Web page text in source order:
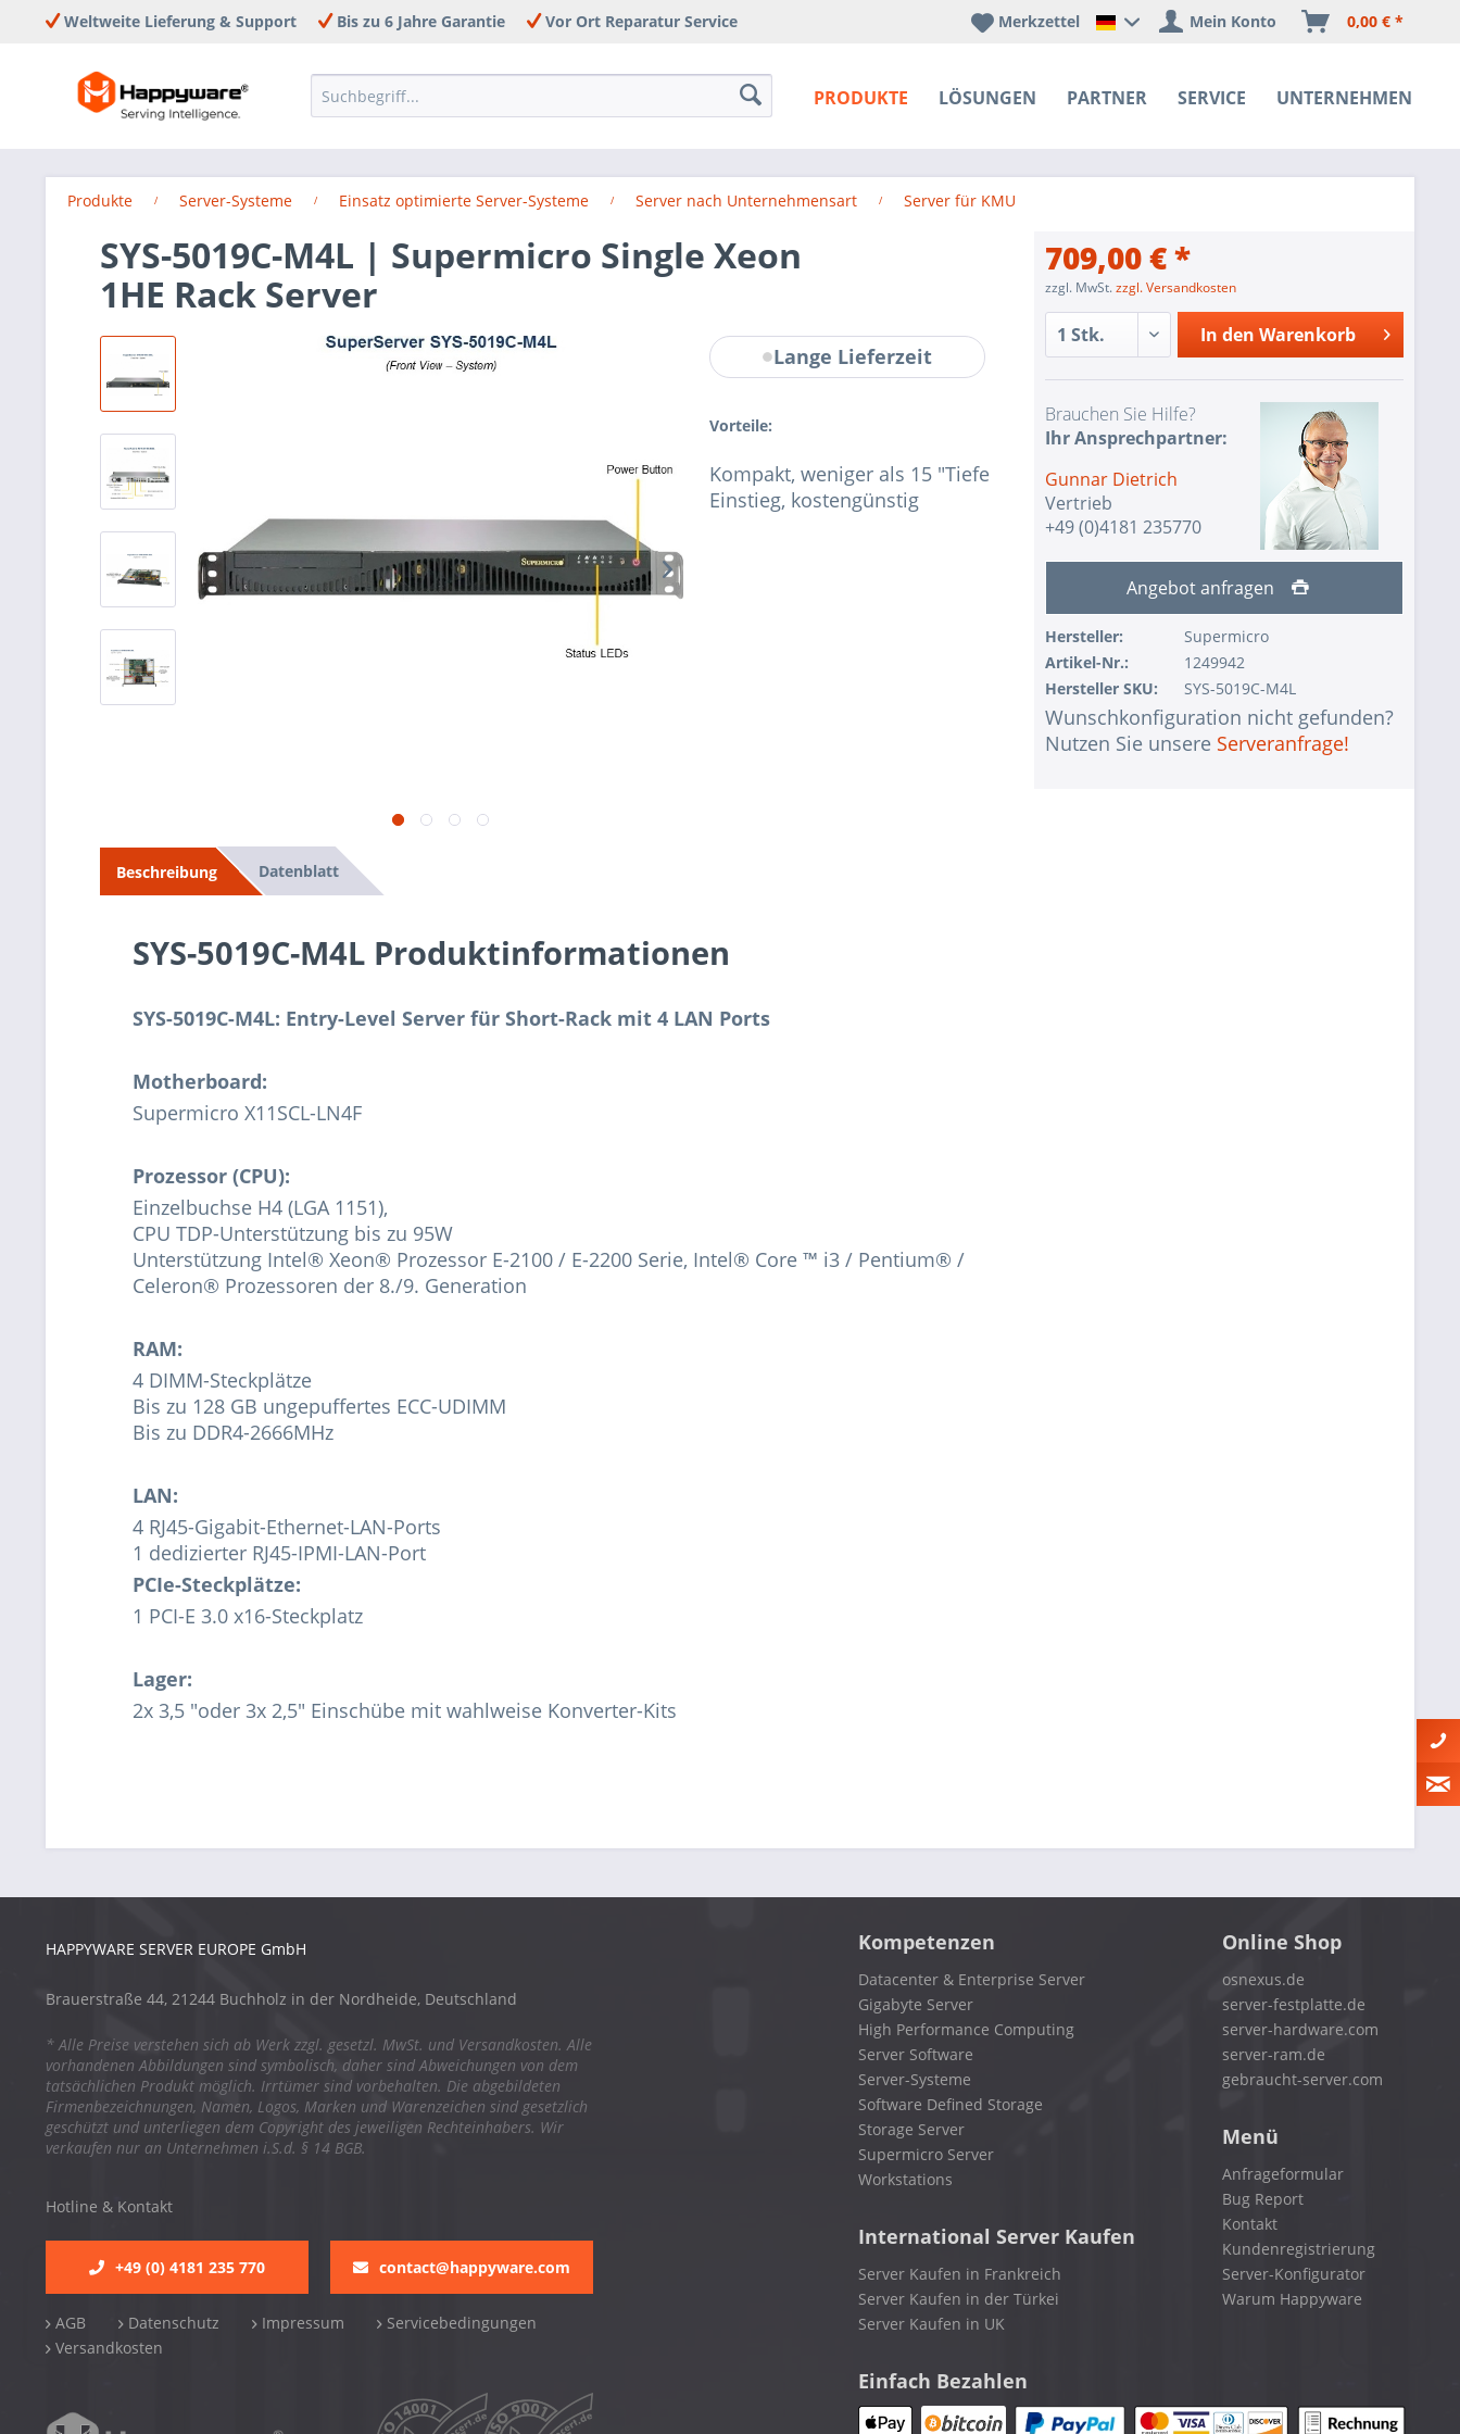
Weltweite Lieferung & Support Bis zu 6 Jahre Garantie Vor Ort Reparatur Service
PRODUKTE LÖSUNGEN PARTNER SERVICE UNTERNEHMEN
Happyware Deutschland
Merkzettel Mein Konto 0,00 € *
Produkte Server-Systeme Einsatz optimierte Server-Systeme Server nach Unternehmensart Server für KMU
SYS-5019C-M4L | Supermicro Single Xeon
1HE Rack Server
Lange Lieferzeit
Vorteile:
Kompakt, weniger als 15 "Tiefe
Einstieg, kostengünstig
709,00 € *
zzgl. MwSt.zzgl. Versandkosten
In den Warenkorb
Brauchen Sie Hilfe?
Ihr Ansprechpartner:
Gunnar Dietrich
Vertrieb
+49 (0)4181 235770
Angebot anfragen
Hersteller:
Supermicro
Artikel-Nr.:
1249942
Hersteller SKU:
SYS-5019C-M4L
Wunschkonfiguration nicht gefunden?
Nutzen Sie unsere Serveranfrage!
Beschreibung Datenblatt
SYS-5019C-M4L Produktinformationen
SYS-5019C-M4L: Entry-Level Server für Short-Rack mit 4 LAN Ports
Motherboard:
Supermicro X11SCL-LN4F
Prozessor (CPU):
Einzelbuchse H4 (LGA 1151),
CPU TDP-Unterstützung bis zu 95W
Unterstützung Intel® Xeon® Prozessor E-2100 / E-2200 Serie, Intel® Core ™ i3 / Pentium® /
Celeron® Prozessoren der 8./9. Generation
RAM:
4 DIMM-Steckplätze
Bis zu 128 GB ungepuffertes ECC-UDIMM
Bis zu DDR4-2666MHz
LAN:
4 RJ45-Gigabit-Ethernet-LAN-Ports
1 dedizierter RJ45-IPMI-LAN-Port
PCIe-Steckplätze:
1 PCI-E 3.0 x16-Steckplatz
Lager:
2x 3,5 "oder 3x 2,5" Einschübe mit wahlweise Konverter-Kits
HAPPYWARE SERVER EUROPE GmbH
Brauerstraße 44, 21244 Buchholz in der Nordheide, Deutschland
* Alle Preise verstehen sich ab Werk zzgl. gesetzl. MwSt. und Versandkosten. Alle
vorhandenen Abbildungen sind symbolisch, daher sind Abweichungen von dem
tatsächlichen Produkt möglich. Irrtümer sind vorbehalten. Die abgebildeten
Firmenbezeichnungen, Namen, Logos, Marken und Warenzeichen sind gesetzlich
geschützt und unterliegen dem Copyright des jeweiligen Rechteinhabers. Wir
verkaufen nur an Unternehmen i.S.d. § 14 BGB.
Hotline & Kontakt
+49 (0) 4181 235 770 contact@happyware.com
AGB Datenschutz Impressum
Servicebedingungen
Versandkosten
Kompetenzen
Datacenter & Enterprise Server
Gigabyte Server
High Performance Computing
Server Software
Server-Systeme
Software Defined Storage
Storage Server
Supermicro Server
Workstations
International Server Kaufen
Server Kaufen in Frankreich
Server Kaufen in der Türkei
Server Kaufen in UK
Online Shop
osnexus.de
server-festplatte.de
server-hardware.com
server-ram.de
gebraucht-server.com
Menü
Anfrageformular
Bug Report
Kontakt
Kundenregistrierung
Server-Konfigurator
Warum Happyware
Einfach Bezahlen